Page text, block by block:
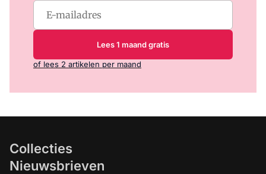
Lees 1 maand gratis
of lees 2 artikelen per maand
Collecties
Nieuwsbrieven